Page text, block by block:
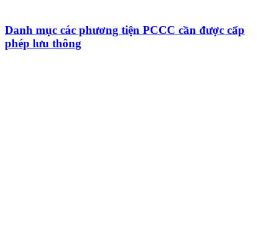
Danh mục các phương tiện PCCC cần được cấp
phép lưu thông